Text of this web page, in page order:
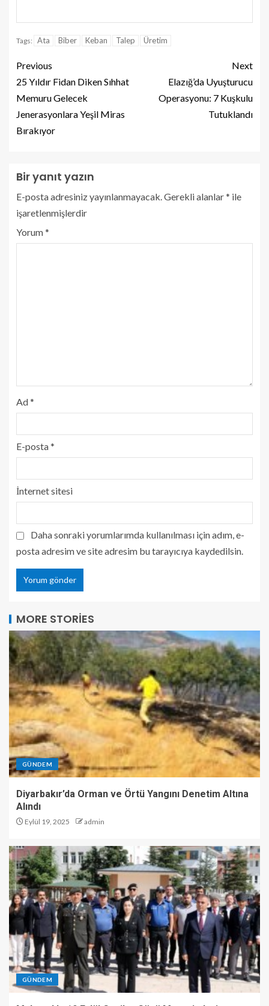
Tags: Ata Biber Keban Talep Üretim
Previous
25 Yıldır Fidan Diken Sıhhat
Memuru Gelecek
Jenerasyonlara Yeşil Miras
Bırakıyor
Next
Elazığ’da Uyuşturucu
Operasyonu: 7 Kuşkulu
Tutuklandı
Bir yanıt yazın
E-posta adresiniz yayınlanmayacak.Gerekli alanlar* ile
işaretlenmişlerdir
Yorum*
Ad*
E-posta*
İnternet sitesi
Daha sonraki yorumlarımda kullanılması için adım, e-
posta adresim ve site adresim bu tarayıcıya kaydedilsin.
MORE STORIES
GÜNDEM
Diyarbakır’da Orman ve Örtü Yangını Denetim Altına
Alındı
Eylül 19, 2025 admin
GÜNDEM